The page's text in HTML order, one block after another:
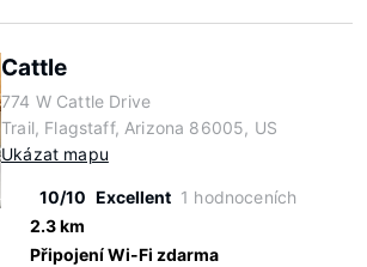
Cattle
774 W Cattle Drive
Trail, Flagstaff, Arizona 86005, US
Ukázat mapu
10/10 Excellent 1 hodnoceních
2.3 km
Připojení Wi-Fi zdarma